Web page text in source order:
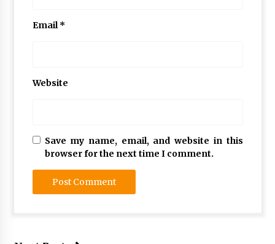
Email*
Website
Save my name, email, and website in this
browser for the next time I comment.